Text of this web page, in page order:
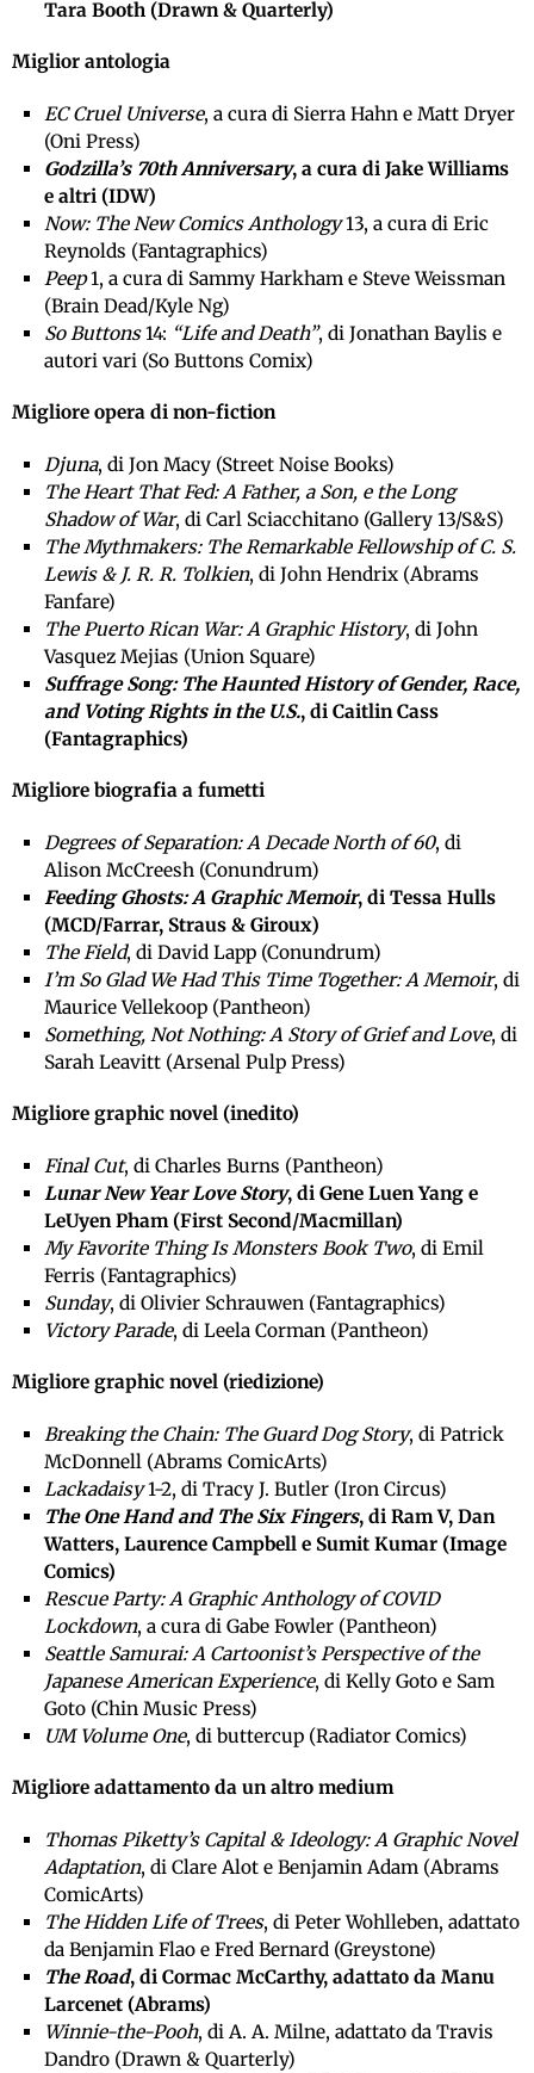
Tara Booth (Drawn & Quarterly)
Miglior antologia
EC Cruel Universe, a cura di Sierra Hahn e Matt Dryer
(Oni Press)
Godzilla’s 70th Anniversary, a cura di Jake Williams
e altri (IDW)
Now: The New Comics Anthology13, a cura di Eric
Reynolds (Fantagraphics)
Peep1, a cura di Sammy Harkham e Steve Weissman
(Brain Dead/Kyle Ng)
So Buttons14: “Life and Death”, di Jonathan Baylis e
autori vari (So Buttons Comix)
Migliore opera di non-fiction
Djuna, di Jon Macy (Street Noise Books)
The Heart That Fed: A Father, a Son, e the Long
Shadow of War, di Carl Sciacchitano (Gallery 13/S&S)
The Mythmakers: The Remarkable Fellowship of C. S.
Lewis & J. R. R. Tolkien, di John Hendrix (Abrams
Fanfare)
The Puerto Rican War: A Graphic History, di John
Vasquez Mejias (Union Square)
Suffrage Song: The Haunted History of Gender, Race,
and Voting Rights in the U.S., di Caitlin Cass
(Fantagraphics)
Migliore biografia a fumetti
Degrees of Separation: A Decade North of 60, di
Alison McCreesh (Conundrum)
Feeding Ghosts: A Graphic Memoir, di Tessa Hulls
(MCD/Farrar, Straus & Giroux)
The Field, di David Lapp (Conundrum)
I’m So Glad We Had This Time Together: A Memoir, di
Maurice Vellekoop (Pantheon)
Something, Not Nothing: A Story of Grief and Love, di
Sarah Leavitt (Arsenal Pulp Press)
Migliore graphic novel (inedito)
Final Cut, di Charles Burns (Pantheon)
Lunar New Year Love Story, di Gene Luen Yang e
LeUyen Pham (First Second/Macmillan)
My Favorite Thing Is Monsters Book Two, di Emil
Ferris (Fantagraphics)
Sunday, di Olivier Schrauwen (Fantagraphics)
Victory Parade, di Leela Corman (Pantheon)
Migliore graphic novel (riedizione)
Breaking the Chain: The Guard Dog Story, di Patrick
McDonnell (Abrams ComicArts)
Lackadaisy1-2, di Tracy J. Butler (Iron Circus)
The One Hand and The Six Fingers, di Ram V, Dan
Watters, Laurence Campbell e Sumit Kumar (Image
Comics)
Rescue Party: A Graphic Anthology of COVID
Lockdown, a cura di Gabe Fowler (Pantheon)
Seattle Samurai: A Cartoonist’s Perspective of the
Japanese American Experience, di Kelly Goto e Sam
Goto (Chin Music Press)
UM Volume One, di buttercup (Radiator Comics)
Migliore adattamento da un altro medium
Thomas Piketty’s Capital & Ideology: A Graphic Novel
Adaptation, di Clare Alot e Benjamin Adam (Abrams
ComicArts)
The Hidden Life of Trees, di Peter Wohlleben, adattato
da Benjamin Flao e Fred Bernard (Greystone)
The Road, di Cormac McCarthy, adattato da Manu
Larcenet (Abrams)
Winnie-the-Pooh, di A. A. Milne, adattato da Travis
Dandro (Drawn & Quarterly)